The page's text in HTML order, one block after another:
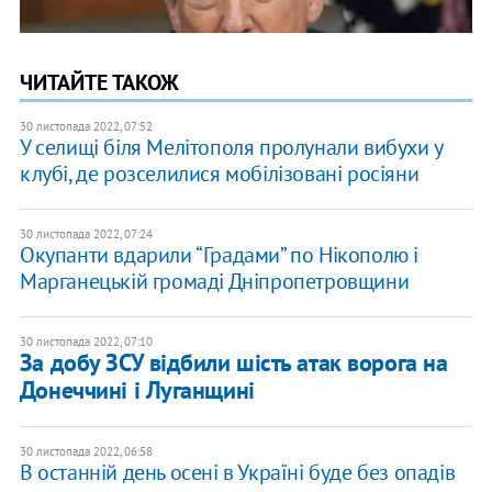
ЧИТАЙТЕ ТАКОЖ
30 листопада 2022, 07:52
У селищі біля Мелітополя пролунали вибухи у
клубі, де розселилися мобілізовані росіяни
30 листопада 2022, 07:24
Окупанти вдарили “Градами” по Нікополю і
Марганецькій громаді Дніпропетровщини
30 листопада 2022, 07:10
​За добу ЗСУ відбили шість атак ворога на
Донеччині і Луганщині
30 листопада 2022, 06:58
В останній день осені в Україні буде без опадів